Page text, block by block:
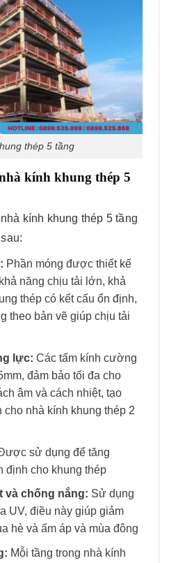
thép 5 tầng
kính khung thép 5
kính khung thép 5 tầng
Phần móng được thiết kế
năng chịu tải lớn, khả
thép có kết cấu ổn định,
theo bản vẽ giúp chịu tải
lực: Các tấm kính cường
đảm bảo tối đa cho
âm và cách nhiệt, tạo
nhà kính khung thép 2
sử dụng để tăng
định cho khung thép
và chống nắng: Sử dụng
UV, điều này giúp giảm
hè và ấm áp và mùa đông
Mỗi tầng trong nhà kính